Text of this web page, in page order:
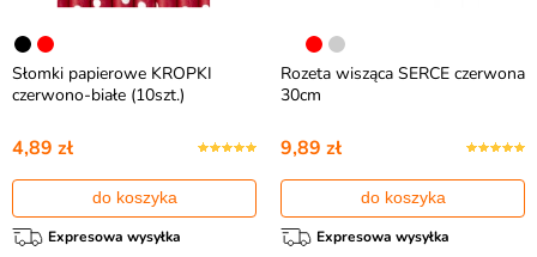
Słomki papierowe KROPKI
czerwono-białe (10szt.)
4,89 zł
do koszyka
Expresowa wysyłka
Rozeta wisząca SERCE czerwona
30cm
9,89 zł
do koszyka
Expresowa wysyłka